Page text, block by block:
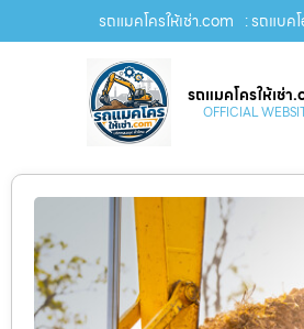
รถแมคโครให้เช่า.com : รถแบค
รถแมคโครให้เช่า
OFFICIAL